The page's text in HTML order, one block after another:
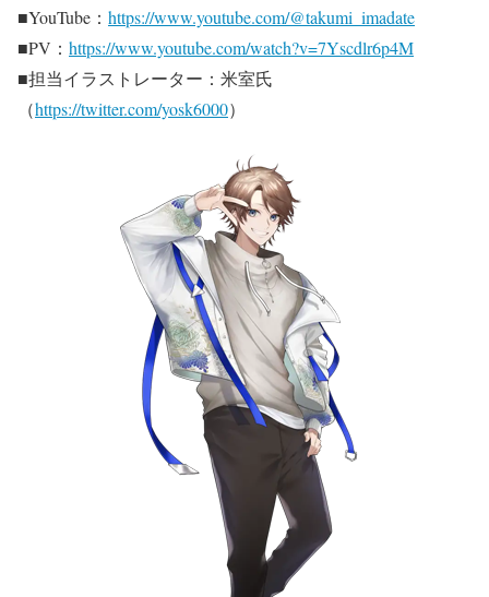
■YouTube： https://www.youtube.com/@takumi_imadate
■PV： https://www.youtube.com/watch?v=7Yscdlr6p4M
■担当イラストレーター：米室氏
（https://twitter.com/yosk6000）